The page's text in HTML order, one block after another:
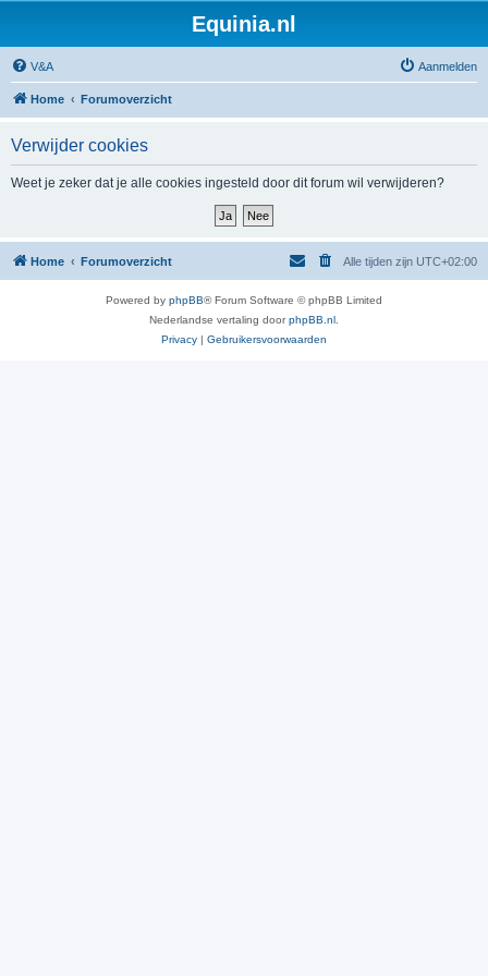
Equinia.nl
V&A Aanmelden
Home Forumoverzicht
Verwijder cookies
Weet je zeker dat je alle cookies ingesteld door dit forum wil verwijderen?
Home Forumoverzicht Alle tijden zijn UTC+02:00
Powered by phpBB® Forum Software © phpBB Limited
Nederlandse vertaling doorphpBB.nl
Privacy | Gebruikersvoorwaarden